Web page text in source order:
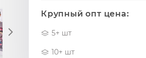
Крупный опт цена:
5+ шт
10+ шт